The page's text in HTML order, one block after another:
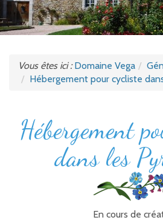
Tarifs
Loisirs
Contact
Vous êtes ici :Domaine Vega
Hébergement pour cycliste
Hébergement
dans les
En cours de